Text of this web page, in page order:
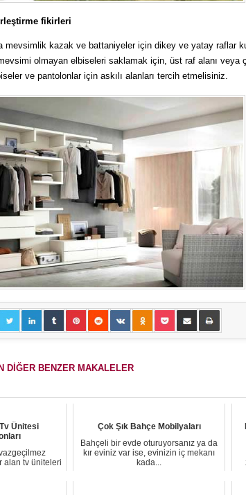
fikirleri
mevsimlik kazak ve battaniyeler için dikey ve yatay raflar
olmayan elbiseleri saklamak için, üst raf alanı veya
ve pantolonlar için askılı alanları tercih etmelisiniz.
DİĞER BENZER MAKALELER
Ünitesi
alan tv üniteleri
Çok Şık Bahçe Mobilyaları
Bahçeli bir evde oturuyorsanız ya da
kır eviniz var ise, evinizin iç mekanı
kada...